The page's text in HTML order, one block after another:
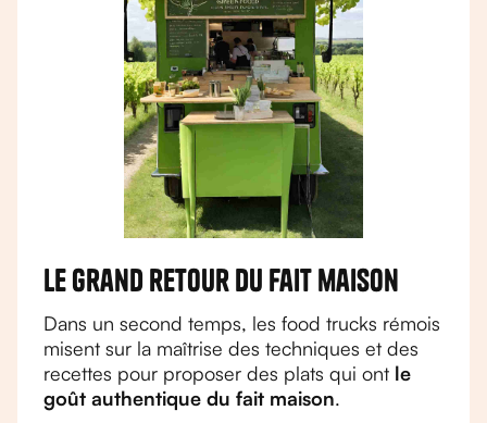
Le grand retour du fait maison
Dans un second temps, les food trucks rémois
misent sur la maîtrise des techniques et des
recettes pour proposer des plats qui ont le
goût authentique du fait maison.